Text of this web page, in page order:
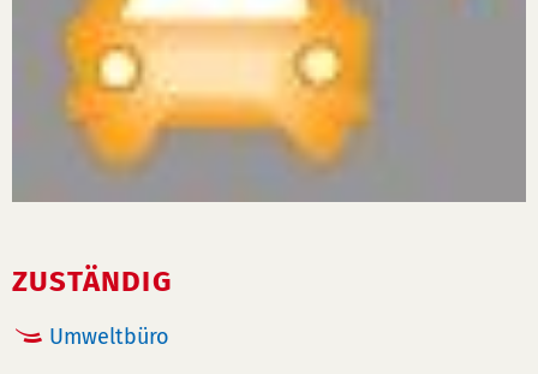
ZUSTÄNDIG
Umweltbüro